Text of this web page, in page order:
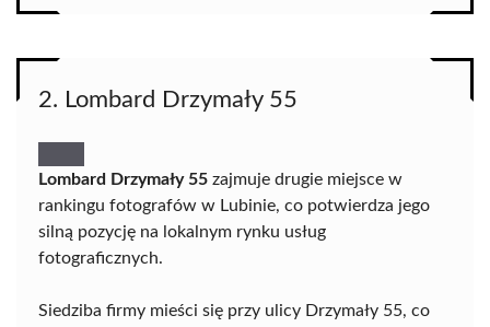
2. Lombard Drzymały 55
Lombard Drzymały 55 zajmuje drugie miejsce w
rankingu fotografów w Lubinie, co potwierdza jego
silną pozycję na lokalnym rynku usług
fotograficznych.
Siedziba firmy mieści się przy ulicy Drzymały 55, co